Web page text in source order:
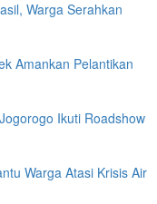
Warga Serahkan
Amankan Pelantikan
Ikuti Roadshow
Warga Atasi Krisis Air